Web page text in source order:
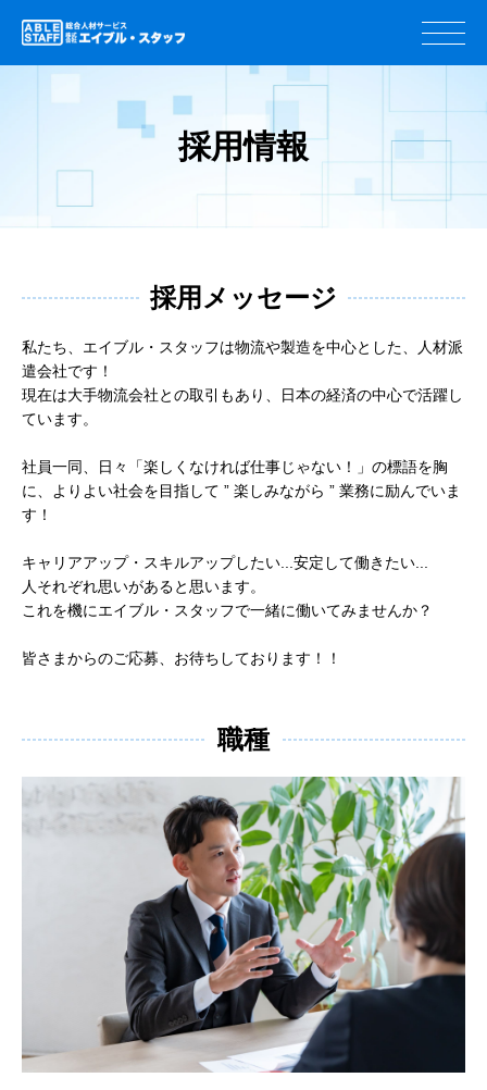
採用情報
​採用メッセージ
私たち、エイブル・スタッフは物流や製造を中心とした、人材派
遣会社です！
現在は大手物流会社との取引もあり、日本の経済の中心で活躍し
ています。
社員一同、日々「楽しくなければ仕事じゃない！」の標語を胸
に、よりよい社会を目指して ” 楽しみながら ” 業務に励んでいま
す！
キャリアアップ・スキルアップしたい...安定して働きたい...
人それぞれ思いがあると思います。
これを機にエイブル・スタッフで一緒に働いてみませんか？
皆さまからのご応募、お待ちしております！！
職種